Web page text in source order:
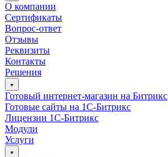
О компании
Сертификаты
Вопрос-ответ
Отзывы
Реквизиты
Контакты
Решения
Готовый интернет-магазин на Битрикс
Готовые сайты на 1С-Битрикс
Лицензии 1С-Битрикс
Модули
Услуги